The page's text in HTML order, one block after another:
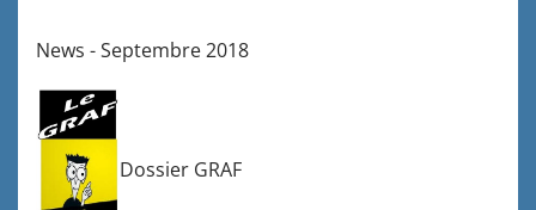
News - Septembre 2018
Dossier GRAF